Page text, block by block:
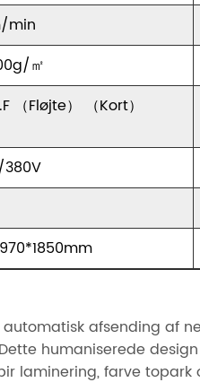
min
㎡
（Fløjte） （Kort）
380V
afsending af
humaniserede
laminering, farve